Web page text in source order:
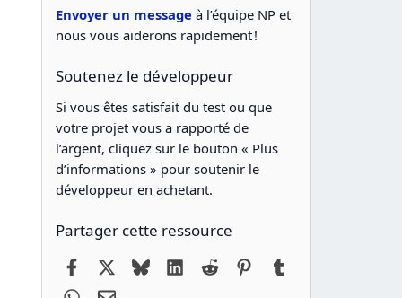
l
e
(
)
Envoyer un message à l’équipe NP et
nous vous aiderons rapidement !
Soutenez le développeur
Si vous êtes satisfait du test ou que
votre projet vous a rapporté de
l’argent, cliquez sur le bouton « Plus
d’informations » pour soutenir le
développeur en achetant.
Partager cette ressource
FacebookBlueskyLinkedIn
Reddit Pinterest